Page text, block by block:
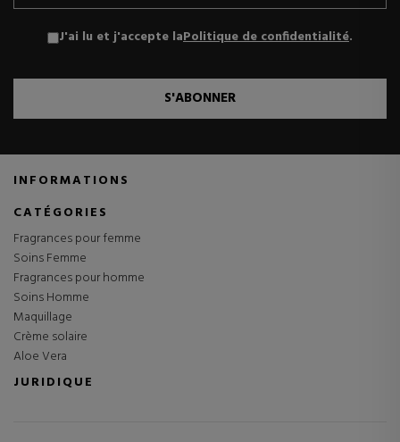
J'ai lu et j'accepte laPolitique de confidentialité.
S'ABONNER
INFORMATIONS
CATÉGORIES
Fragrances pour femme
Soins Femme
Fragrances pour homme
Soins Homme
Maquillage
Crème solaire
Aloe Vera
JURIDIQUE